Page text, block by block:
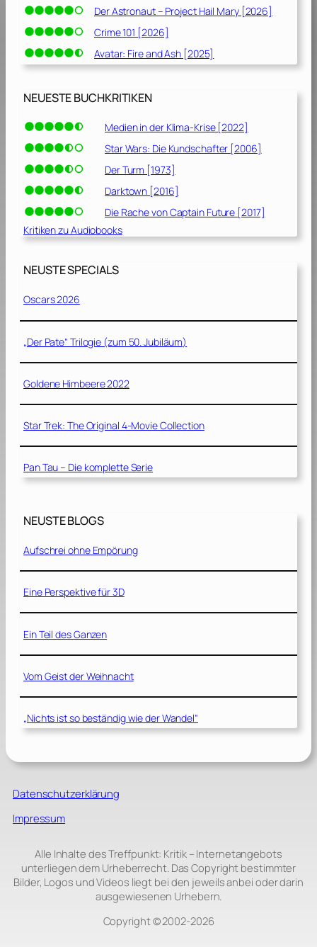
Der Astronaut – Project Hail Mary [2026]
Crime 101 [2026]
Avatar: Fire and Ash [2025]
NEUESTE BUCHKRITIKEN
Medien in der Klima-Krise [2022]
Star Wars: Die Kundschafter [2006]
Der Turm [1973]
Darktown [2016]
Die Rache von Captain Future [2017]
Kritiken zu Audiobooks
NEUSTE SPECIALS
Oscars 2026
„Der Pate“ Trilogie (zum 50. Jubiläum)
Goldene Himbeere 2022
Star Trek: The Original 4-Movie Collection
Pan Tau – Die komplette Serie
NEUSTE BLOGS
Aufschrei ohne Empörung
Eine Perspektive für 3D
Ein Teil des Ganzen
Vom Geist der Weihnacht
„Nichts ist so beständig wie der Wandel“
Datenschutzerklärung
Impressum
Alle Inhalte des Treffpunkt: Kritik – Internetangebots
unterliegen dem Urheberrecht. Das Copyright bestimmter
Bilder, Logos und Videos liegt bei den jeweils anbei oder darin
ausgewiesenen Urhebern.
Copyright © 2002‑2026